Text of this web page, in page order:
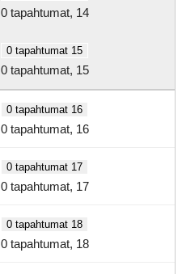
0 tapahtumat, 14
0 tapahtumat 15
0 tapahtumat, 15
0 tapahtumat 16
0 tapahtumat, 16
0 tapahtumat 17
0 tapahtumat, 17
0 tapahtumat 18
0 tapahtumat, 18